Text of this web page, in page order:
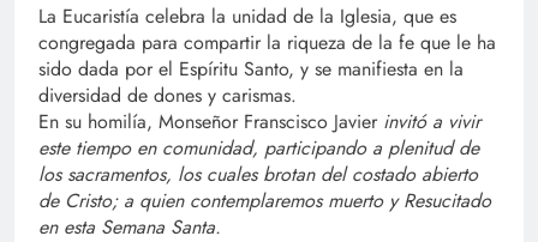
La Eucaristía celebra la unidad de la Iglesia, que es
congregada para compartir la riqueza de la fe que le ha
sido dada por el Espíritu Santo, y se manifiesta en la
diversidad de dones y carismas.
En su homilía, Monseñor Franscisco Javier invitó a vivir
este tiempo en comunidad, participando a plenitud de
los sacramentos, los cuales brotan del costado abierto
de Cristo; a quien contemplaremos muerto y Resucitado
en esta Semana Santa.